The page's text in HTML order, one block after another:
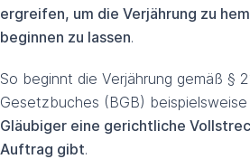
ergreifen, um die Verjährung zu
beginnen zu lassen.
So beginnt die Verjährung gemäß §
Gesetzbuches (BGB)
Gläubiger eine gerichtliche
Auftrag gibt.